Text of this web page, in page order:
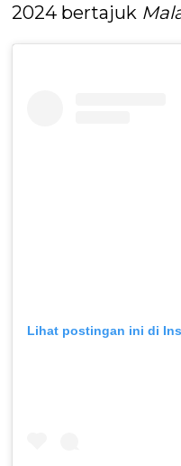
2024 bertajuk
Lihat postingan ini di